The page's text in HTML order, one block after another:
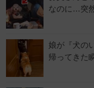
なのに…突
娘が『犬の
帰ってきた